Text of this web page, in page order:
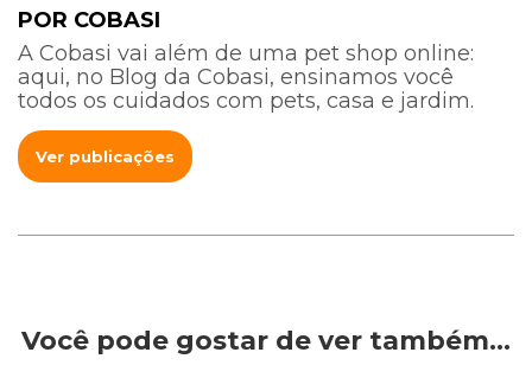
POR COBASI
A Cobasi vai além de uma pet shop online:
aqui, no Blog da Cobasi, ensinamos você
todos os cuidados com pets, casa e jardim.
Ver publicações
Você pode gostar de ver também…